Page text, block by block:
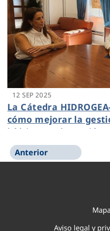
12 SEP 2025
La Cátedra
cómo mejorar la
hídricos en la Región
Anterior
Aviso legal y